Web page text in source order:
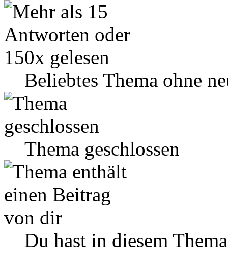
Beliebtes Thema ohne
Thema geschlossen
Du hast in diesem